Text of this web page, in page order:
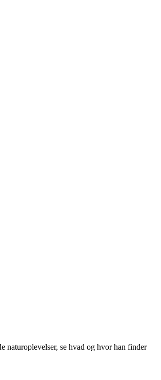
naturoplevelser, se hvad og hvor han finder